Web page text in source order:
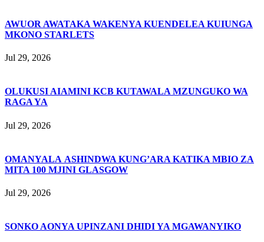
AWUOR AWATAKA WAKENYA KUENDELEA KUIUNGA
MKONO STARLETS
Jul 29, 2026
OLUKUSI AIAMINI KCB KUTAWALA MZUNGUKO WA
RAGA YA
Jul 29, 2026
OMANYALA ASHINDWA KUNG’ARA KATIKA MBIO ZA
MITA 100 MJINI GLASGOW
Jul 29, 2026
SONKO AONYA UPINZANI DHIDI YA MGAWANYIKO